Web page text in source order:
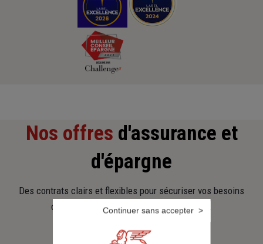
Nos offres d'assurance et
d'épargne
Des contrats clairs et flexibles pour sécuriser vos besoins
d’aujourd’hui et anticiper ceux de demain.
Continuer sans accepter